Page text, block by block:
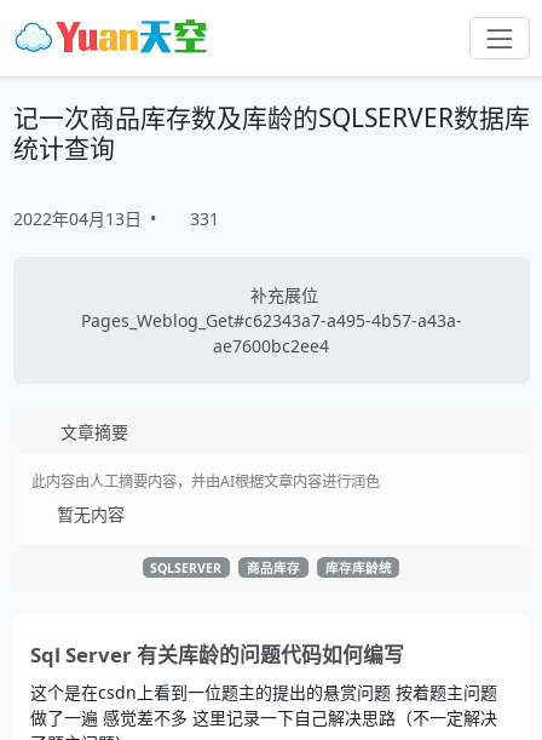
记一次商品库存数及库龄的SQLSERVER数据库
统计查询
2022年04月13日 • 331
补充展位
Pages_Weblog_Get#c62343a7-a495-4b57-a43a-
ae7600bc2ee4
文章摘要
此内容由人工摘要内容，并由AI根据文章内容进行润色
暂无内容
SQLSERVER 商品库存 库存库龄统
Sql Server 有关库龄的问题代码如何编写
这个是在csdn上看到一位题主的提出的悬赏问题 按着题主问题
做了一遍 感觉差不多 这里记录一下自己解决思路（不一定解决